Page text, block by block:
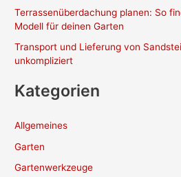
Terrassenüberdachung planen: So
Modell für deinen Garten
Transport und Lieferung von
unkompliziert
Kategorien
Allgemeines
Garten
Gartenwerkzeuge